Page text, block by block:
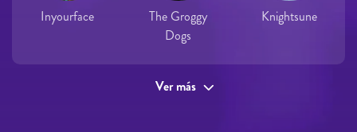
Inyourface
The Groggy
Dogs
Knightsune
Ver más